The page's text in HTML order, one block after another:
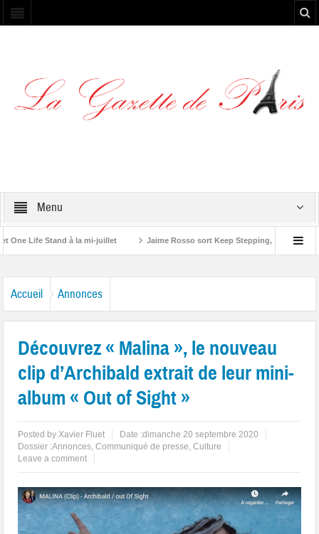
Menu
Life Stand à la mi-juillet Jaime Rosso sort Keep Stepping, son nouvel EP
Accueil Annonces
Découvrez « Malina », le nouveau
clip d’Archibald extrait de leur mini-
album « Out of Sight »
Posted byXavier Fluet Date :dimanche 20 septembre 2020
Dossier :Annonces,Communiqué de presse,Culture
Leave a comment